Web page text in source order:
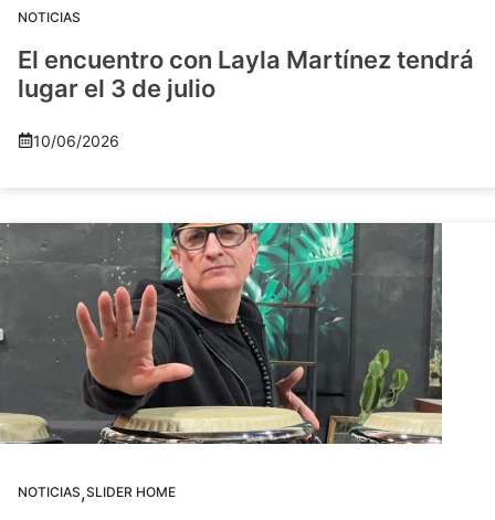
NOTICIAS
El encuentro con Layla Martínez tendrá
lugar el 3 de julio
10/06/2026
NOTICIAS,SLIDER HOME